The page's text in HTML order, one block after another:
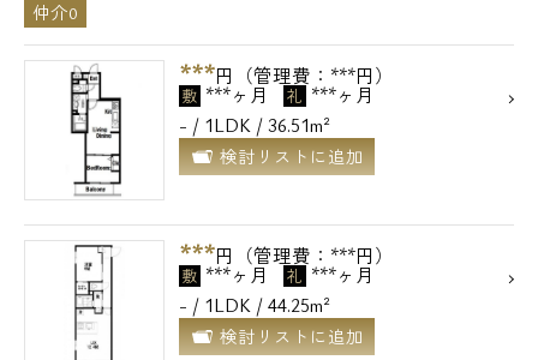
仲介0
***円（管理費：***円）
敷 ***ヶ月 礼 ***ヶ月
- / 1LDK / 36.51m²
検討リストに追加
***円（管理費：***円）
敷 ***ヶ月 礼 ***ヶ月
- / 1LDK / 44.25m²
検討リストに追加